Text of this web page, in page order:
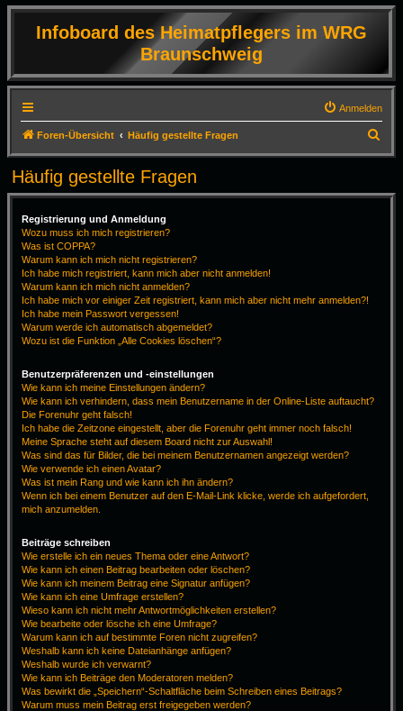
Infoboard des Heimatpflegers im WRG
Braunschweig
Anmelden
Foren-Übersicht Häufig gestellte Fragen
u
h
Häufig gestellte Fragen
Registrierung und Anmeldung
Wozu muss ich mich registrieren?
Was ist COPPA?
Warum kann ich mich nicht registrieren?
Ich habe mich registriert, kann mich aber nicht anmelden!
Warum kann ich mich nicht anmelden?
Ich habe mich vor einiger Zeit registriert, kann mich aber nicht mehr anmelden?!
Ich habe mein Passwort vergessen!
Warum werde ich automatisch abgemeldet?
Wozu ist die Funktion „Alle Cookies löschen“?
Benutzerpräferenzen und -einstellungen
Wie kann ich meine Einstellungen ändern?
Wie kann ich verhindern, dass mein Benutzername in der Online-Liste auftaucht?
Die Forenuhr geht falsch!
Ich habe die Zeitzone eingestellt, aber die Forenuhr geht immer noch falsch!
Meine Sprache steht auf diesem Board nicht zur Auswahl!
Was sind das für Bilder, die bei meinem Benutzernamen angezeigt werden?
Wie verwende ich einen Avatar?
Was ist mein Rang und wie kann ich ihn ändern?
Wenn ich bei einem Benutzer auf den E-Mail-Link klicke, werde ich aufgefordert,
mich anzumelden.
Beiträge schreiben
Wie erstelle ich ein neues Thema oder eine Antwort?
Wie kann ich einen Beitrag bearbeiten oder löschen?
Wie kann ich meinem Beitrag eine Signatur anfügen?
Wie kann ich eine Umfrage erstellen?
Wieso kann ich nicht mehr Antwortmöglichkeiten erstellen?
Wie bearbeite oder lösche ich eine Umfrage?
Warum kann ich auf bestimmte Foren nicht zugreifen?
Weshalb kann ich keine Dateianhänge anfügen?
Weshalb wurde ich verwarnt?
Wie kann ich Beiträge den Moderatoren melden?
Was bewirkt die „Speichern“-Schaltfläche beim Schreiben eines Beitrags?
Warum muss mein Beitrag erst freigegeben werden?